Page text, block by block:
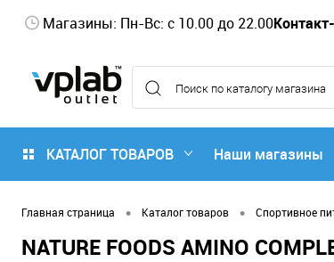
Магазины: Пн-Вс: с 10.00 до 22.00
КАТАЛОГ ТОВАРОВ Наши магазины
Главная страница • Каталог товаров • Спортивное
NATURE FOODS AMINO